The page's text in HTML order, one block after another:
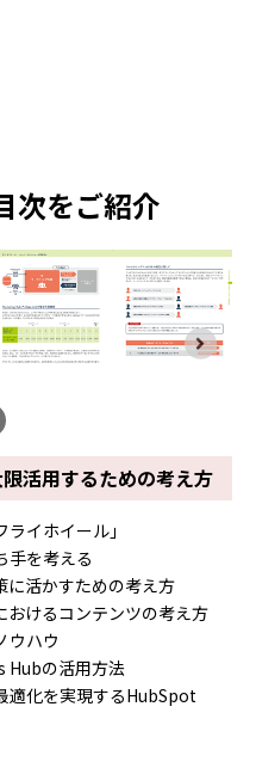
次をご紹介
用するための考え方
イホイール」
手を考える
に活かすための考え方
おけるコンテンツの考え方
ウハウ
Hubの活用方法
適化を実現するHubSpot